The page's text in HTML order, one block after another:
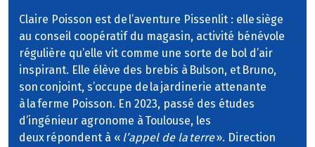
Claire Poisson est de l’aventure Pissenlit : elle siège
au conseil coopératif du magasin, activité bénévole
régulière qu’elle vit comme une sorte de bol d’air
inspirant. Elle élève des brebis à Bulson, et Bruno,
son conjoint, s’occupe de la jardinerie attenante
à la ferme Poisson. En 2023, passé des études
d’ingénieur agronome à Toulouse, les
deux répondent à « l’appel de la terre». Direction